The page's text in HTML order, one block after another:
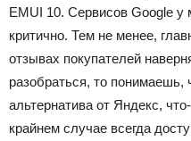
EMUI 10. Сервисов Google у
критично. Тем не менее,
отзывах покупателей
разобраться, то понимаешь,
альтернатива от Яндекс,
крайнем случае всегда